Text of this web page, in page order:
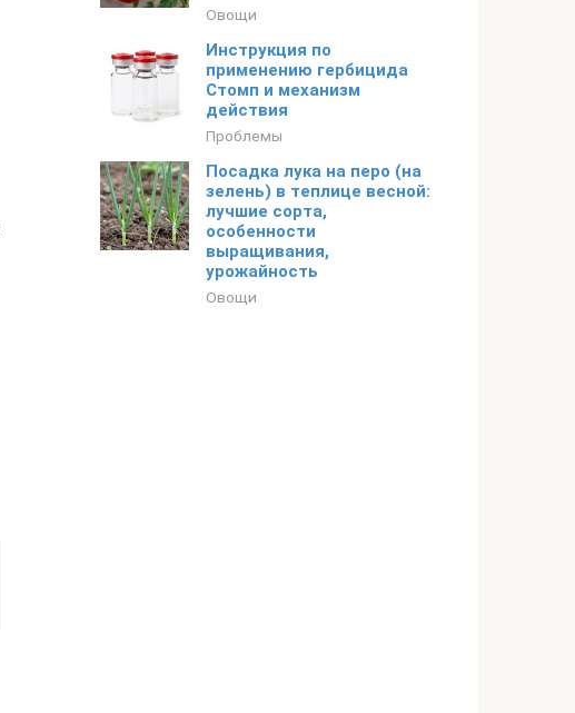
Овощи
Инструкция по
применению гербицида
Стомп и механизм
действия
Проблемы
Посадка лука на перо (на
зелень) в теплице весной:
лучшие сорта,
особенности
выращивания,
урожайность
Овощи